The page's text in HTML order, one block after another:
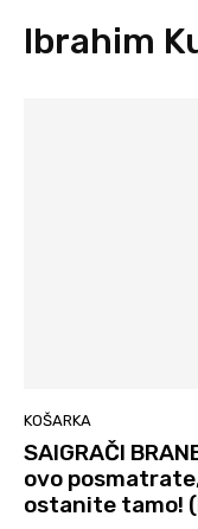
Ibrahim
KOŠARKA
SAIGRAČI
ovo
ostanite tamo!